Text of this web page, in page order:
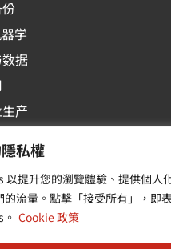
私權
以提升您的瀏覽體驗、提供個人
的流量。點擊「接受所有」，即
Cookie 政策
学
据
产
平
增